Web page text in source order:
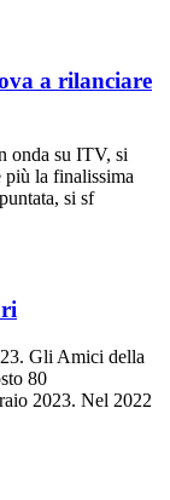
a rilanciare
onda su ITV, si
più la finalissima
si sf
Gli Amici della
80
2023. Nel 2022